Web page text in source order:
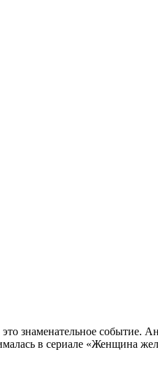
знаменательное событие.
в сериале «Женщина